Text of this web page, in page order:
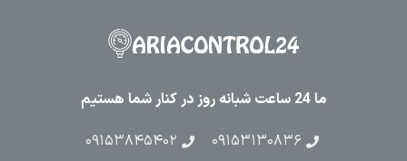
ما 24 ساعت شبانه روز در کنار شما هستیم
۰۹۱۵۳۱۳۰۸۳۶
۰۹۱۵۳۸۴۵۴۰۲